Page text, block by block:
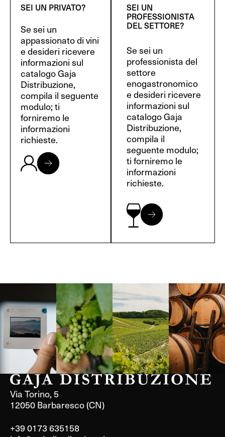
SEI UN PRIVATO?
Se sei un
appassionato di vini
e desideri ricevere
informazioni sul
catalogo Gaja
Distribuzione,
compila il seguente
modulo; ti
forniremo le
informazioni
richieste.
SEI UN
PROFESSIONISTA
DEL SETTORE?
Se sei un
professionista del
settore
enogastronomico
e desideri ricevere
informazioni sul
catalogo Gaja
Distribuzione,
compila il
seguente modulo;
ti forniremo le
informazioni
richieste.
Borgogna,
Francia
Borgogna,
Francia
Instagram
Via Torino, 5
12050 Barbaresco (CN)
+39 0173 635158